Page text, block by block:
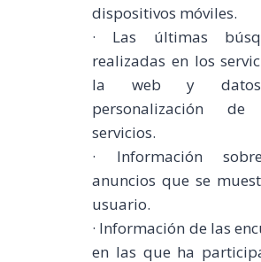
dispositivos móviles.
· Las últimas
realizadas en los
la web y
personalización de
servicios.
· Información
anuncios que se
usuario.
· Información de las
en las que ha